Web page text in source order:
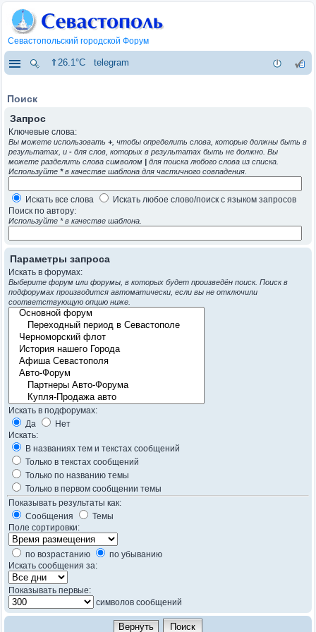
Севастопольский городской Форум
⇑26.1°C telegram
Поиск
Запрос
Ключевые слова:
Вы можете использовать +, чтобы определить слова, которые должны быть в
результатах, и - для слов, которых в результатах быть не должно. Вы
можете разделить слова символом | для поиска любого слова из списка.
Используйте *в качестве шаблона для частичного совпадения.
Искать все слова
Искать любое слово/поиск с языком запросов
Поиск по автору:
Используйте * в качестве шаблона.
Параметры запроса
Искать в форумах:
Выберите форум или форумы, в которых будет произведён поиск. Поиск в
подфорумах производится автоматически, если вы не отключили
соответствующую опцию ниже.
Искать в подфорумах:
Да
Нет
Искать:
В названиях тем и текстах сообщений
Только в текстах сообщений
Только по названию темы
Только в первом сообщении темы
Показывать результаты как:
Сообщения
Темы
Поле сортировки:
по возрастанию
по убыванию
Искать сообщения за:
Показывать первые:
символов сообщений